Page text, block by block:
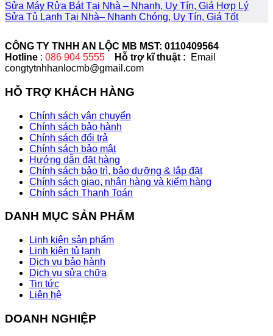
Sửa Máy Rửa Bát Tại Nhà – Nhanh, Uy Tín, Giá Hợp Lý
Sửa Tủ Lạnh Tại Nhà– Nhanh Chóng, Uy Tín, Giá Tốt
CÔNG TY TNHH AN LỘC MB MST: 0110409564
Hotline : 086 904 5555 Hỗ trợ kĩ thuật :
Email
congtytnhhanlocmb@gmail.com
HỖ TRỢ KHÁCH HÀNG
Chính sách vận chuyển
Chính sách bảo hành
Chính sách đổi trả
Chính sách bảo mật
Hướng dẫn đặt hàng
Chính sách bảo trì, bảo dưỡng & lắp đặt
Chính sách giao, nhận hàng và kiểm hàng
Chính sách Thanh Toán
DANH MỤC SẢN PHẨM
Linh kiện sản phẩm
Linh kiện tủ lạnh
Dịch vụ bảo hành
Dịch vụ sửa chữa
Tin tức
Liên hệ
DOANH NGHIỆP